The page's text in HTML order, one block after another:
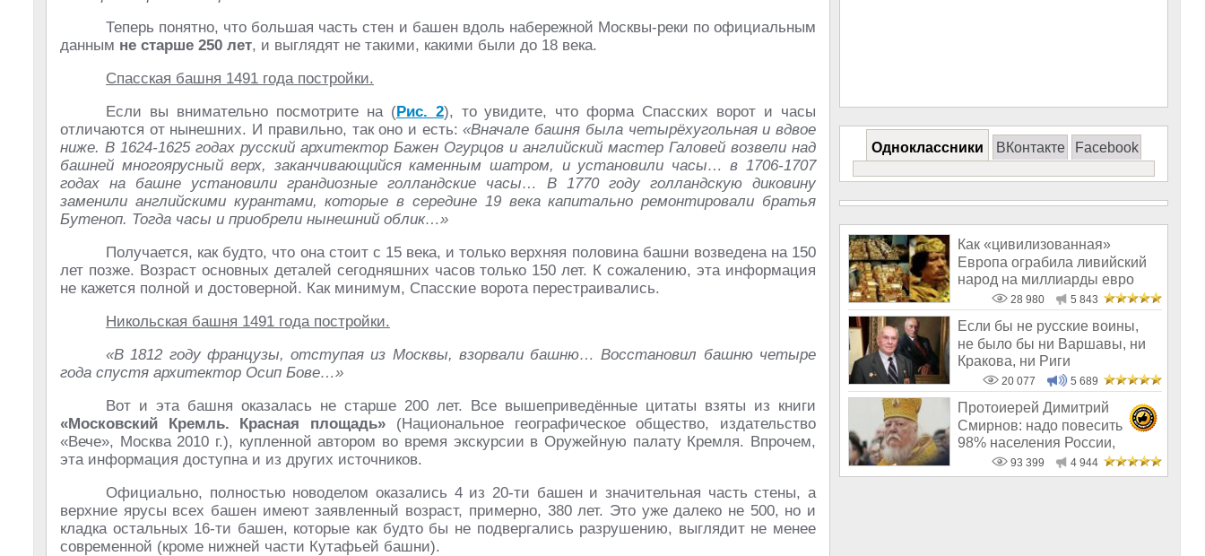
Теперь понятно, что большая часть стен и башен вдоль набережной Москвы-реки по официальным
данным не старше 250 лет, и выглядят не такими, какими были до 18 века.
Спасская башня 1491 года постройки.
Если вы внимательно посмотрите на (Рис. 2), то увидите, что форма Спасских ворот и часы
отличаются от нынешних. И правильно, так оно и есть:«Вначале башня была четырёхугольная и вдвое
ниже. В 1624-1625 годах русский архитектор Бажен Огурцов и английский мастер Галовей возвели над
башней многоярусный верх, заканчивающийся каменным шатром, и установили часы… в 1706-1707
годах на башне установили грандиозные голландские часы… В 1770 году голландскую диковину
заменили английскими курантами, которые в середине 19 века капитально ремонтировали братья
Бутеноп. Тогда часы и приобрели нынешний облик…»
Получается, как будто, что она стоит с 15 века, и только верхняя половина башни возведена на 150
лет позже. Возраст основных деталей сегодняшних часов только 150 лет. К сожалению, эта информация
не кажется полной и достоверной. Как минимум, Спасские ворота перестраивались.
Никольская башня 1491 года постройки.
«В 1812 году французы, отступая из Москвы, взорвали башню… Восстановил башню четыре
года спустя архитектор Осип Бове…»
Вот и эта башня оказалась не старше 200 лет. Все вышеприведённые цитаты взяты из книги
«Московский Кремль. Красная площадь» (Национальное географическое общество, издательство
«Вече», Москва 2010 г.), купленной автором во время экскурсии в Оружейную палату Кремля. Впрочем,
эта информация доступна и из других источников.
Официально, полностью новоделом оказались 4 из 20-ти башен и значительная часть стены, а
верхние ярусы всех башен имеют заявленный возраст, примерно, 380 лет. Это уже далеко не 500, но и
кладка остальных 16-ти башен, которые как будто бы не подвергались разрушению, выглядит не менее
современной (кроме нижней части Кутафьей башни).
Одноклассники ВКонтакте Facebook
Как «цивилизованная»
Европа ограбила ливийский
народ на миллиарды евро
28 980 5 843
Если бы не русские воины,
не было бы ни Варшавы, ни
Кракова, ни Риги
20 077 5 689
Протоиерей Димитрий
Смирнов: надо повесить
98% населения России,
чтобы восторжество
93 399 4 944